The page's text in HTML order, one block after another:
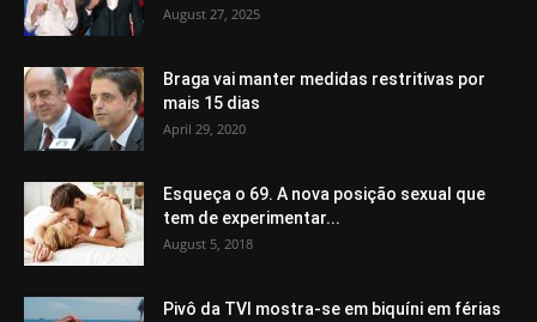
August 27, 2025
Braga vai manter medidas restritivas por
mais 15 dias
April 29, 2020
Esqueça o 69. A nova posição sexual que
tem de experimentar...
August 5, 2018
Pivô da TVI mostra-se em biquíni em férias